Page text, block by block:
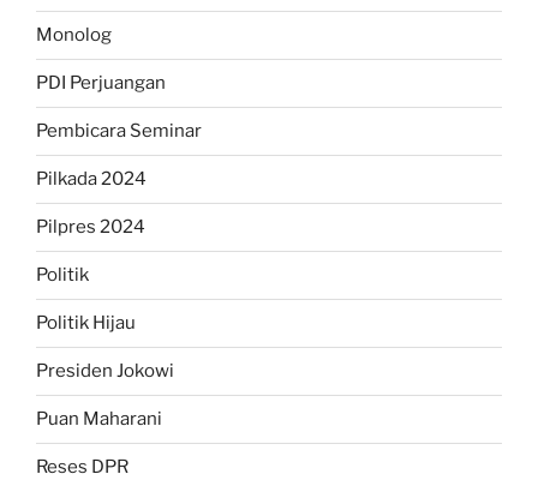
Monolog
PDI Perjuangan
Pembicara Seminar
Pilkada 2024
Pilpres 2024
Politik
Politik Hijau
Presiden Jokowi
Puan Maharani
Reses DPR